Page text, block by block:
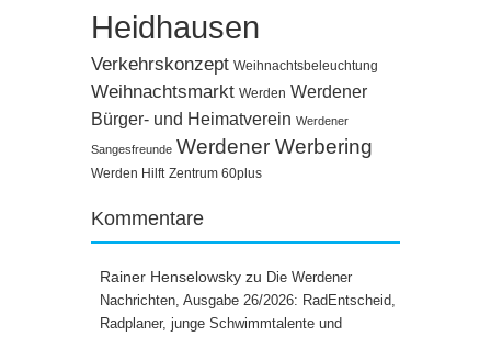
Heidhausen
Verkehrskonzept Weihnachtsbeleuchtung
Weihnachtsmarkt Werden Werdener
Bürger- und Heimatverein Werdener
Sangesfreunde Werdener Werbering
Werden Hilft Zentrum 60plus
Kommentare
Rainer Henselowsky zu Die Werdener
Nachrichten, Ausgabe 26/2026: RadEntscheid,
Radplaner, junge Schwimmtalente und